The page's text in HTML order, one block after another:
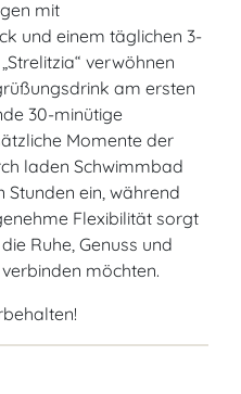
mit
und einem täglichen 3-
verwöhnen
am ersten
30-minütige
Momente der
laden Schwimmbad
Stunden ein, während
Flexibilität sorgt
Ruhe, Genuss und
möchten.